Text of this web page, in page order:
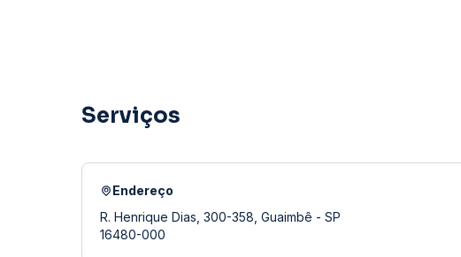
Serviços
Endereço
R. Henrique Dias, 300-358, Guaimbê - SP
16480-000